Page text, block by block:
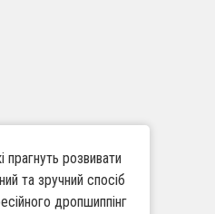
прагнуть розвивати
та зручний спосіб
дропшиппінг